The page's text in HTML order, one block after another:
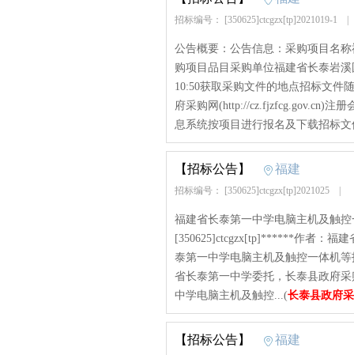
招标编号： [350625]ctcgzx[tp]2021019-1
公告概要：公告信息：采购项目名
购项目品目采购单位福建省长泰岩
10:50获取采购文件的地点招标文件
府采购网(http://cz.fjzfcg.gov.cn)注
息系统按项目进行报名及下载招标
【招标公告】 福建
招标编号： [350625]ctcgzx[tp]2021025
福建省长泰第一中学电脑主机及触
[350625]ctcgzx[tp]******作者：福建
泰第一中学电脑主机及触控一体机
省长泰第一中学委托，长泰县政府
中学电脑主机及触控...(长泰县政府
【招标公告】 福建